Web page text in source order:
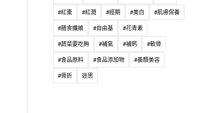
#紅棗 #紅潤 #經期 #美白 #肌膚保養
#膳食纖維 #自由基 #花青素
#蔬菜要吃夠 #補氣 #補鈣 #軟骨
#食品原料 #食品添加物 #養顏美容
#骨折 迷思